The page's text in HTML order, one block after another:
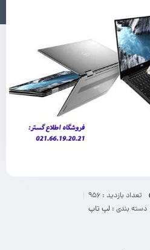
تعداد بازدید : 956
دسته بندی : لپ تاپ